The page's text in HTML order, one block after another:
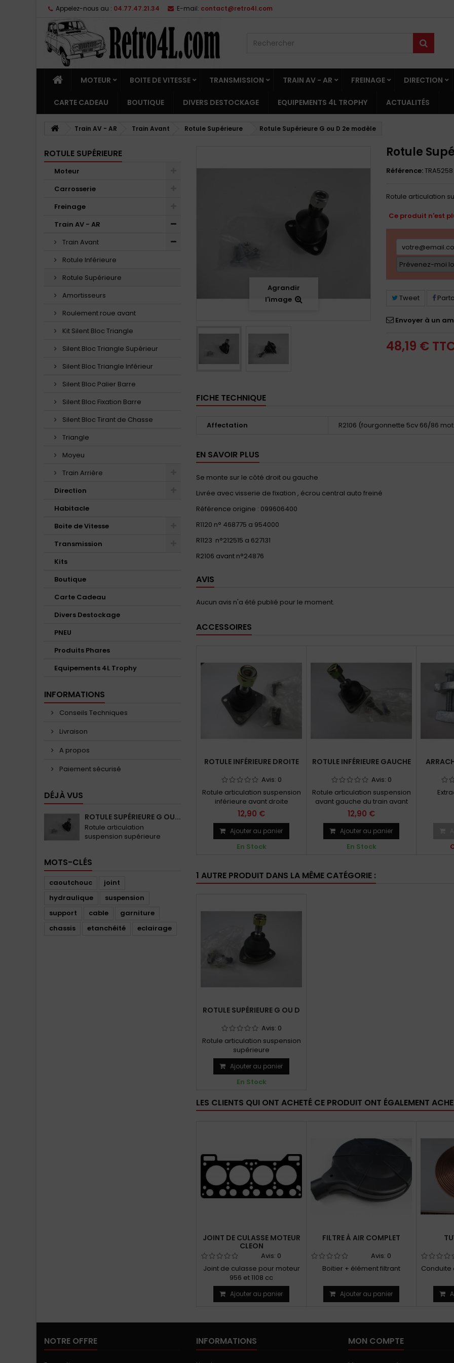
Appelez-nous au : 04.77.47.21.34 E-mail: contact@retro4l.com
MOTEUR BOITE DE VITESSE TRANSMISSION TRAIN AV - AR FREINAGE DIRECTION
CARTE CADEAU BOUTIQUE DIVERS DESTOCKAGE EQUIPEMENTS 4L TROPHY ACTUALITÉS
Train AV - AR Train Avant Rotule Supérieure Rotule Supérieure G ou D 2e modèle
ROTULE SUPÉRIEURE
Moteur
Carrosserie
Freinage
Train AV - AR
Train Avant
Rotule Inférieure
Rotule Supérieure
Amortisseurs
Roulement roue avant
Kit Silent Bloc Triangle
Silent Bloc Triangle Supérieur
Silent Bloc Triangle Inférieur
Silent Bloc Palier Barre
Silent Bloc Fixation Barre
Silent Bloc Tirant de Chasse
Triangle
Moyeu
Train Arrière
Direction
Habitacle
Boite de Vitesse
Transmission
Kits
Boutique
Carte Cadeau
Divers Destockage
PNEU
Produits Phares
Equipements 4L Trophy
INFORMATIONS
Conseils Techniques
Livraison
A propos
Paiement sécurisé
DÉJÀ VUS
ROTULE SUPÉRIEURE G OU...
Rotule articulation
suspension supérieure
MOTS-CLÉS
caoutchouc
joint
hydraulique
suspension
support
cable
garniture
chassis
etanchéité eclairage
Agrandir
l'image
Rotule
Référence:TRA5258
Rotule articulation
Ce produit n'est
Prévenez-moi
Tweet
Envoyer à un
48,19 €
FICHE TECHNIQUE
Affectation R2106 (fourgonnette 5cv 66/86
EN SAVOIR PLUS
Se monte sur le côté droit ou gauche
Livrée avec visserie de fixation , écrou central auto freiné
Référence origine : 099606400
R1120 n° 468775 a 954000
R1123 n°212515 a 627131
R2106 avant n°24876
AVIS
Aucun avis n'a été publié pour le moment.
ACCESSOIRES
ROTULE INFÉRIEURE DROITE
Avis: 0
Rotule articulation suspension
inférieure avant droite
12,90 €
Ajouter au panier
En Stock
ROTULE INFÉRIEURE GAUCHE
Avis: 0
Rotule articulation suspension
avant gauche du train avant
12,90 €
Ajouter au panier
En Stock
1 AUTRE PRODUIT DANS LA MÊME CATÉGORIE :
ROTULE SUPÉRIEURE G OU D
Avis: 0
Rotule articulation suspension
supérieure
Ajouter au panier
En Stock
LES CLIENTS QUI ONT ACHETÉ CE PRODUIT ONT ÉGALEMENT
JOINT DE CULASSE MOTEUR
CLEON
Avis: 0
Joint de culasse pour moteur
956 et 1108 cc
Ajouter au panier
FILTRE À AIR COMPLET
Avis: 0
Boitier + élément filtrant
Ajouter au panier
Conduite
NOTRE OFFRE INFORMATIONS MON COMPTE